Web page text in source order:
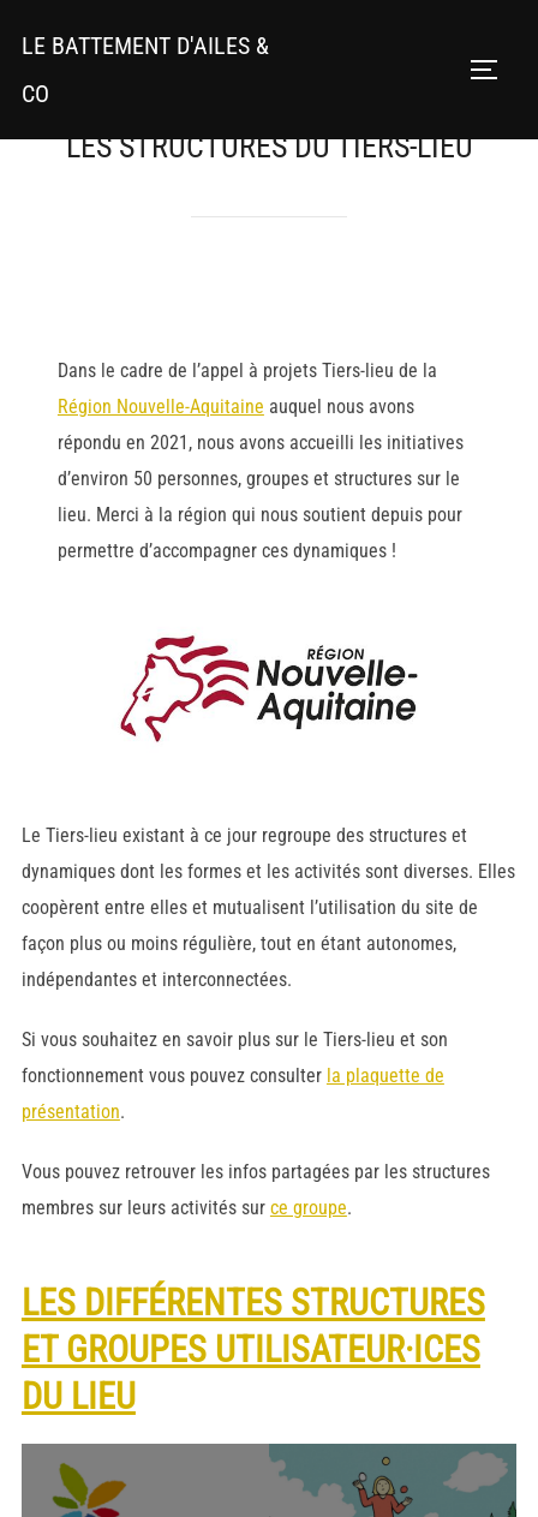
contenu
LE BATTEMENT D'AILES &
CO
LES STRUCTURES DU TIERS-LIEU
Dans le cadre de l’appel à projets Tiers-lieu de la
Région Nouvelle-Aquitaine auquel nous avons
répondu en 2021, nous avons accueilli les initiatives
d’environ 50 personnes, groupes et structures sur le
lieu. Merci à la région qui nous soutient depuis pour
permettre d’accompagner ces dynamiques !
Le Tiers-lieu existant à ce jour regroupe des structures et
dynamiques dont les formes et les activités sont diverses. Elles
coopèrent entre elles et mutualisent l’utilisation du site de
façon plus ou moins régulière, tout en étant autonomes,
indépendantes et interconnectées.
Si vous souhaitez en savoir plus sur le Tiers-lieu et son
fonctionnement vous pouvez consulter la plaquette de
présentation.
Vous pouvez retrouver les infos partagées par les structures
membres sur leurs activités sur ce groupe.
LES DIFFÉRENTES STRUCTURES
ET GROUPES UTILISATEUR·ICES
DU LIEU